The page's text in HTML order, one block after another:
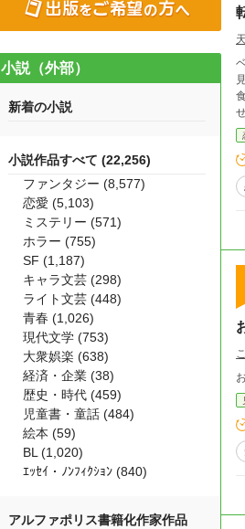
ベ
見
食
小説（外部）
新着の小説
小説作品すべて (22,256)
ファンタジー (8,577)
恋愛 (5,103)
ミステリー (571)
ホラー (755)
SF (1,187)
キャラ文芸 (298)
ライト文芸 (448)
青春 (1,026)
現代文学 (753)
大衆娯楽 (638)
経済・企業 (38)
歴史・時代 (459)
児童書・童話 (484)
絵本 (59)
BL (1,020)
ｴｯｾｲ・ﾉﾝﾌｨｸｼｮﾝ (840)
アルファポリス書籍化作家作品